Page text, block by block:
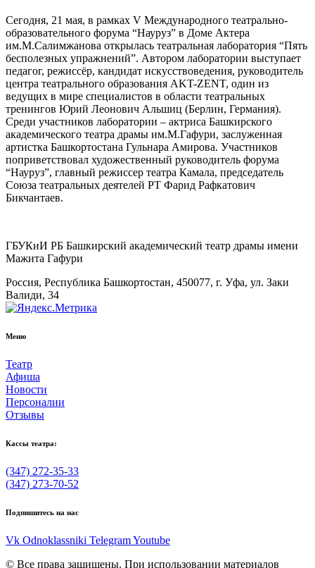
Сегодня, 21 мая, в рамках V Международного театрально-
образовательного форума “Науруз” в Доме Актера
им.М.Салимжанова открылась театральная лаборатория “Пять
бесполезных упражнений”. Автором лаборатории выступает
педагог, режиссёр, кандидат искусствоведения, руководитель
центра театрального образования AKT-ZENT, один из
ведущих в мире специалистов в области театральных
тренингов Юрий Леонович Альшиц (Берлин, Германия).
Среди участников лаборатории – актриса Башкирского
академического театра драмы им.М.Гафури, заслуженная
артистка Башкортостана Гульнара Амирова. Участников
поприветствовал художественный руководитель форума
“Науруз”, главный режиссер театра Камала, председатель
Союза театральных деятелей РТ Фарид Рафкатович
Бикчантаев.
ГБУКиИ РБ Башкирский академический театр драмы имени
Мажита Гафури
Россия, Республика Башкортостан, 450077, г. Уфа, ул. Заки
Валиди, 34
Меню
Театр
Афиша
Новости
Персоналии
Отзывы
Кассы театра:
(347) 272-35-33
(347) 273-70-52
Подпишитесь на нас
Vk Odnoklassniki TelegramYoutube
© Все права защищены. При использовании материалов